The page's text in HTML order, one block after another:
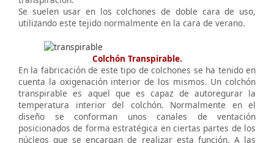
Se suelen usar en los colchones de doble cara de uso,
utilizando este tejido normalmente en la cara de verano.
Colchón Transpirable.
En la fabricación de este tipo de colchones se ha tenido en
cuenta la oxigenación interior de los mismos. Un colchón
transpirable es aquel que es capaz de autoregurar la
temperatura interior del colchón. Normalmente en el
diseño se conforman unos canales de ventación
posicionados de forma estratégica en ciertas partes de los
núcleos que se encargan de realizar esta función. A las